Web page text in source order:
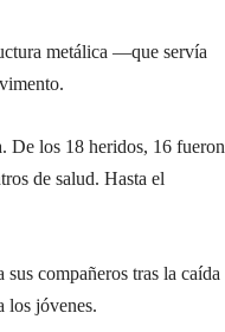
metálica —que servía
De los 18 heridos, 16 fueron
de salud. Hasta el
compañeros tras la caída
los jóvenes.